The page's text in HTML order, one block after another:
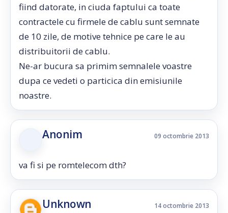
fiind datorate, in ciuda faptului ca toate
contractele cu firmele de cablu sunt semnate
de 10 zile, de motive tehnice pe care le au
distribuitorii de cablu.
Ne-ar bucura sa primim semnalele voastre
dupa ce vedeti o particica din emisiunile
noastre.
Anonim 09 octombrie 2013
va fi si pe romtelecom dth?
Unknown 14 octombrie 2013